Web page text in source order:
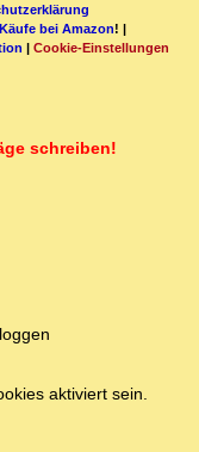
Käufe bei Amazon! |
| Cookie-Einstellungen
schreiben!
aktiviert sein.